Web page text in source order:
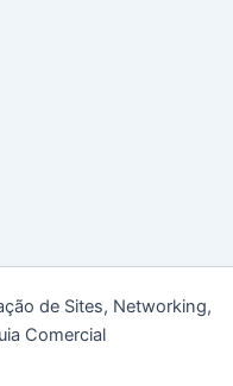
de Sites, Networking,
Comercial